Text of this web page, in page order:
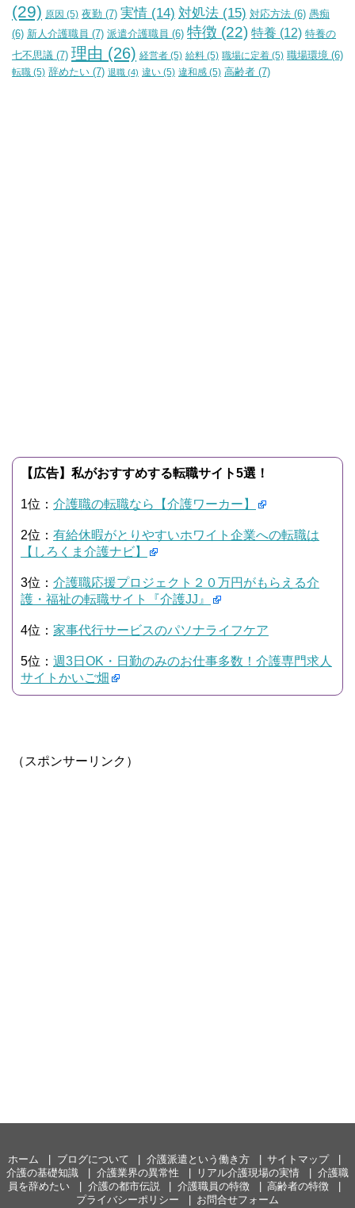
(29) 原因 (5) 夜勤 (7) 実情 (14) 対処法 (15) 対応方法 (6) 愚痴
(6) 新人介護職員 (7) 派遣介護職員 (6) 特徴 (22) 特養 (12) 特養の
七不思議 (7) 理由 (26) 経営者 (5) 給料 (5) 職場に定着 (5) 職場環境 (6)
転職 (5) 辞めたい (7) 退職 (4) 違い (5) 違和感 (5) 高齢者 (7)
【広告】私がおすすめする転職サイト5選！
1位： 介護職の転職なら【介護ワーカー】
2位： 有給休暇がとりやすいホワイト企業への転職は
【しろくま介護ナビ】
3位： 介護職応援プロジェクト２０万円がもらえる介
護・福祉の転職サイト『介護JJ』
4位： 家事代行サービスのパソナライフケア
5位： 週3日OK・日勤のみのお仕事多数！介護専門求人
サイトかいご畑
（スポンサーリンク）
ホーム ブログについて 介護派遣という働き方
サイトマップ
介護の基礎知識
介護業界の異常性 リアル介護現場の実情
介護職
員を辞めたい
介護の都市伝説 介護職員の特徴
高齢者の特徴
プライバシーポリシー
お問合せフォーム